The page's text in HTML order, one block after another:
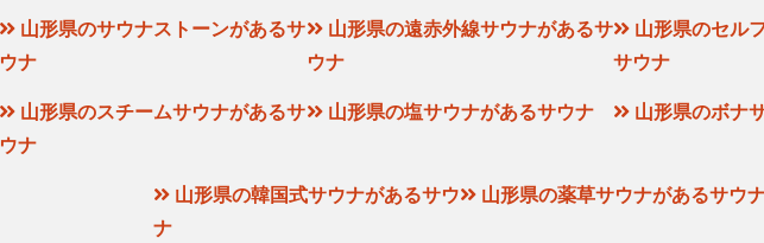
山形県のサウナストーンがあるサ
ウナ
山形県の遠赤外線サウナがあるサ
ウナ
山形県のセル
サウナ
山形県のスチームサウナがあるサ
ウナ
山形県の塩サウナがあるサウナ 山形県のボナ
山形県の韓国式サウナがあるサウ
ナ
山形県の薬草サウナがあるサウ